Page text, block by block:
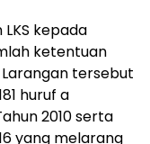
kepada
ketentuan
tersebut
huruf a
2010 serta
yang melarang